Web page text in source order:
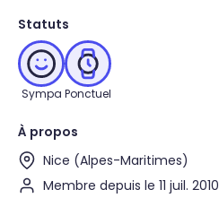
Statuts
Sympa Ponctuel
À propos
Nice (Alpes-Maritimes)
Membre depuis le 11 juil. 2010